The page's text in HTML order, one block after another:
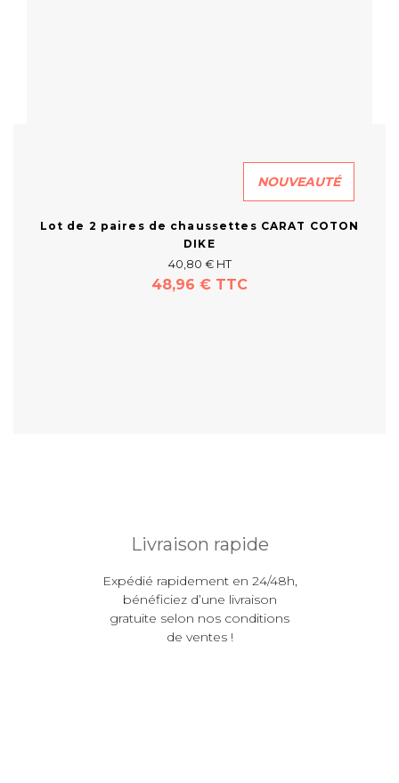
NOUVEAUTÉ
Lot de 2 paires de chaussettes CARAT COTON
DIKE
40,80 € HT
48,96 € TTC
Livraison rapide
Expédié rapidement en 24/48h,
bénéficiez d’une livraison
gratuite selon nos conditions
de ventes !